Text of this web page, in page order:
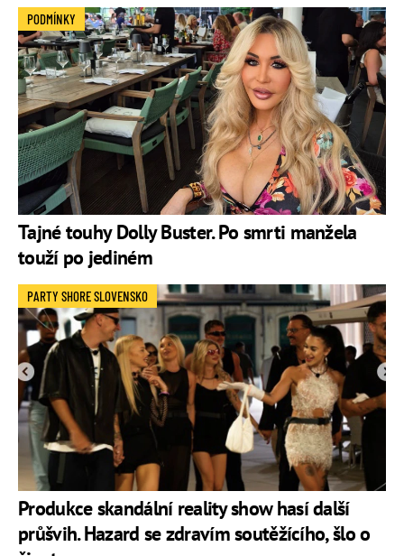
Tajné touhy Dolly Buster. Po smrti manžela
touží po jediném
PODMÍNKY
Produkce skandální reality show hasí další
průšvih. Hazard se zdravím soutěžícího, šlo o
PARTY SHORE SLOVENSKO